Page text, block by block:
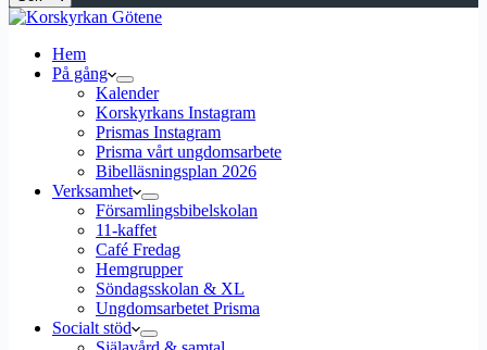
Hem
På gång
Kalender
Korskyrkans Instagram
Prismas Instagram
Prisma vårt ungdomsarbete
Bibelläsningsplan 2026
Verksamhet
Församlingsbibelskolan
11-kaffet
Café Fredag
Hemgrupper
Söndagsskolan & XL
Ungdomsarbetet Prisma
Socialt stöd